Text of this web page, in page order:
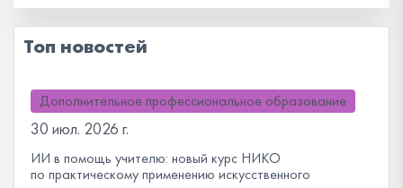
Топ новостей
Дополнительное профессиональное образование
30 июл. 2026 г.
ИИ в помощь учителю: новый курс НИКО
по практическому применению искусственного